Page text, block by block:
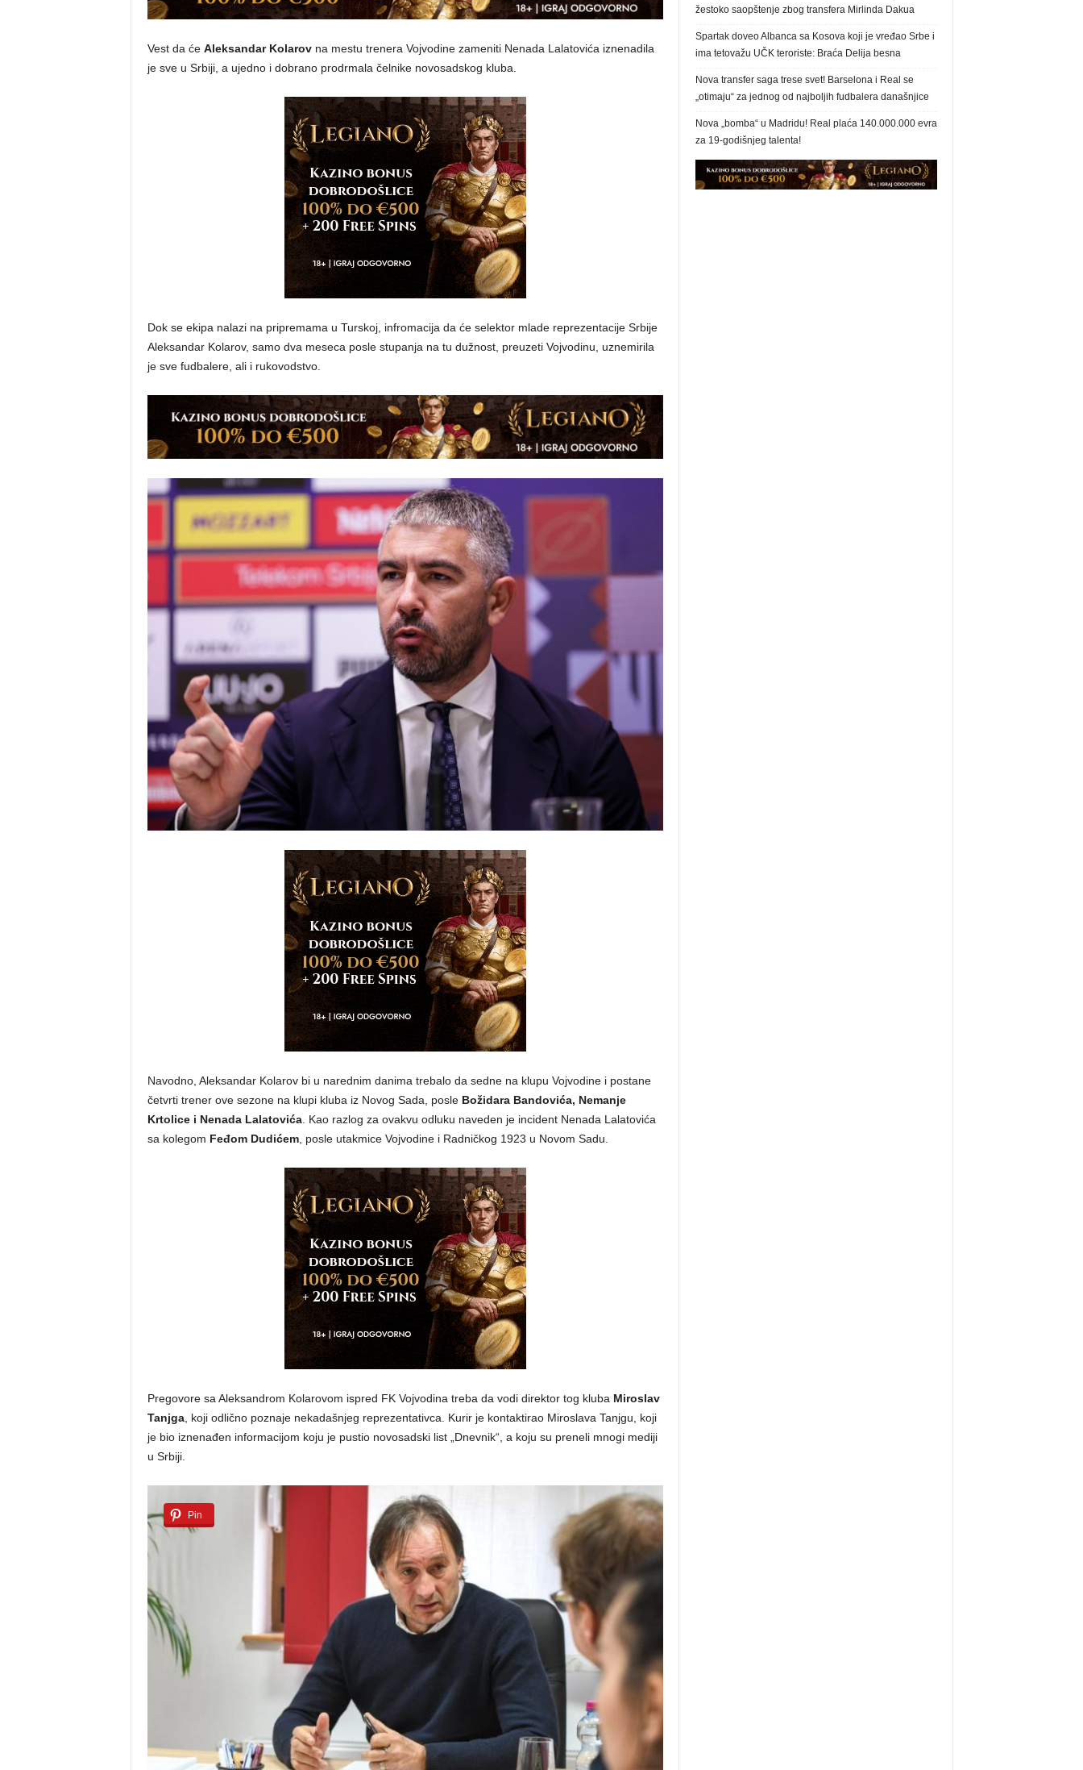
Vest da će Aleksandar Kolarovna mestu trenera Vojvodine zameniti Nenada Lalatovića iznenadila
je sve u Srbiji, a ujedno i dobrano prodrmala čelnike novosadskog kluba.
Dok se ekipa nalazi na pripremama u Turskoj, infromacija da će selektor mlade reprezentacije Srbije
Aleksandar Kolarov, samo dva meseca posle stupanja na tu dužnost, preuzeti Vojvodinu, uznemirila
je sve fudbalere, ali i rukovodstvo.
Navodno, Aleksandar Kolarov bi u narednim danima trebalo da sedne na klupu Vojvodine i postane
četvrti trener ove sezone na klupi kluba iz Novog Sada, posle Božidara Bandovića, Nemanje
Krtolice i Nenada Lalatovića. Kao razlog za ovakvu odluku naveden je incident Nenada Lalatovića
sa kolegom Feđom Dudićem, posle utakmice Vojvodine i Radničkog 1923 u Novom Sadu.
Pregovore sa Aleksandrom Kolarovom ispred FK Vojvodina treba da vodi direktor tog kluba Miroslav
Tanjga, koji odlično poznaje nekadašnjeg reprezentativca. Kurir je kontaktirao Miroslava Tanjgu, koji
je bio iznenađen informacijom koju je pustio novosadski list „Dnevnik“, a koju su preneli mnogi mediji
u Srbiji.
Pin
žestoko saopštenje zbog transfera Mirlinda Dakua
Spartak doveo Albanca sa Kosova koji je vređao Srbe i
ima tetovažu UČK teroriste: Braća Delija besna
Nova transfer saga trese svet! Barselona i Real se
„otimaju“ za jednog od najboljih fudbalera današnjice
Nova „bomba“ u Madridu! Real plaća 140.000.000 evra
za 19-godišnjeg talenta!